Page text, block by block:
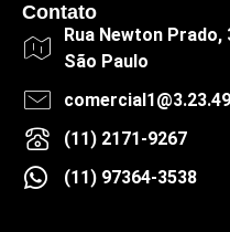
Contato
Rua Newton
São Paulo
(11) 2171-9267
(11) 97364-3538